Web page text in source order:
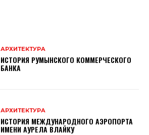
АРХИТЕКТУРА
ИСТОРИЯ РУМЫНСКОГО КОММЕРЧЕСКОГО
БАНКА
АРХИТЕКТУРА
ИСТОРИЯ МЕЖДУНАРОДНОГО АЭРОПОРТА
ИМЕНИ АУРЕЛА ВЛАЙКУ